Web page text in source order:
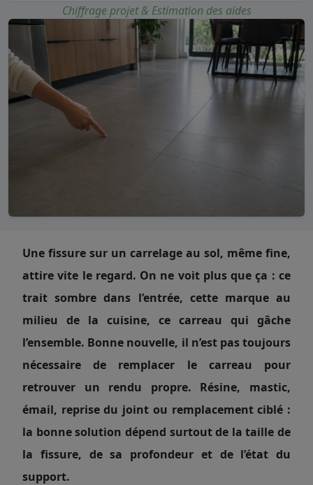
Chiffrage projet & Estimation des aides
Une fissure sur un carrelage au sol, même fine,
attire vite le regard. On ne voit plus que ça : ce
trait sombre dans l’entrée, cette marque au
milieu de la cuisine, ce carreau qui gâche
l’ensemble. Bonne nouvelle, il n’est pas toujours
nécessaire de remplacer le carreau pour
retrouver un rendu propre. Résine, mastic,
émail, reprise du joint ou remplacement ciblé :
la bonne solution dépend surtout de la taille de
la fissure, de sa profondeur et de l’état du
support.